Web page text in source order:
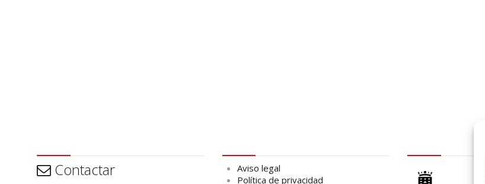
Contactar
Aviso legal
Política de privacidad